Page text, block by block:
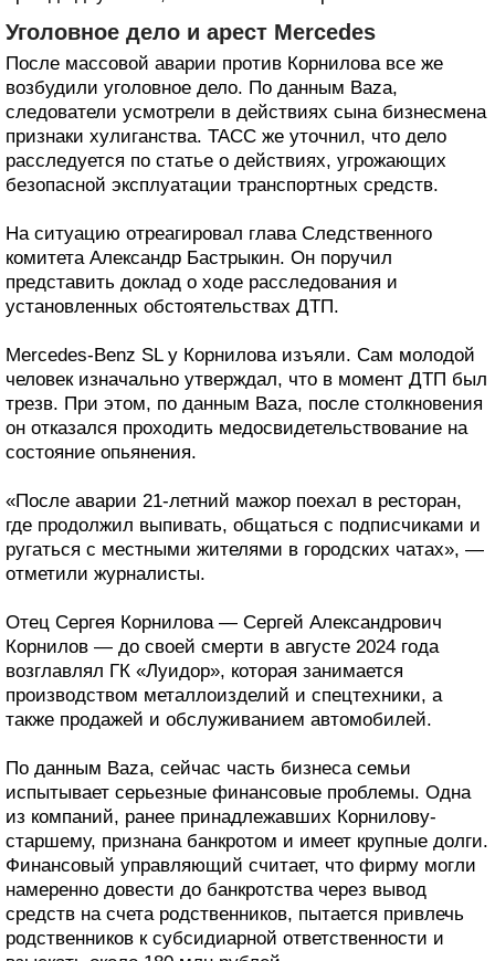
Уголовное дело и арест Mercedes
После массовой аварии против Корнилова все же
возбудили уголовное дело. По данным Baza,
следователи усмотрели в действиях сына бизнесмена
признаки хулиганства. ТАСС же уточнил, что дело
расследуется по статье о действиях, угрожающих
безопасной эксплуатации транспортных средств.
На ситуацию отреагировал глава Следственного
комитета Александр Бастрыкин. Он поручил
представить доклад о ходе расследования и
установленных обстоятельствах ДТП.
Mercedes-Benz SL у Корнилова изъяли. Сам молодой
человек изначально утверждал, что в момент ДТП был
трезв. При этом, по данным Baza, после столкновения
он отказался проходить медосвидетельствование на
состояние опьянения.
«После аварии 21-летний мажор поехал в ресторан,
где продолжил выпивать, общаться с подписчиками и
ругаться с местными жителями в городских чатах», —
отметили журналисты.
Отец Сергея Корнилова — Сергей Александрович
Корнилов — до своей смерти в августе 2024 года
возглавлял ГК «Луидор», которая занимается
производством металлоизделий и спецтехники, а
также продажей и обслуживанием автомобилей.
По данным Baza, сейчас часть бизнеса семьи
испытывает серьезные финансовые проблемы. Одна
из компаний, ранее принадлежавших Корнилову-
старшему, признана банкротом и имеет крупные долги.
Финансовый управляющий считает, что фирму могли
намеренно довести до банкротства через вывод
средств на счета родственников, пытается привлечь
родственников к субсидиарной ответственности и